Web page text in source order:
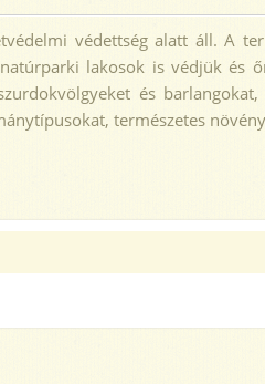
védettség alatt áll. A
lakosok is védjük és
és
természetes